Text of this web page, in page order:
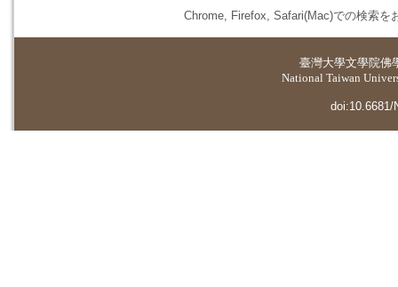
Chrome, Firefox, Safari(Mac)での検索を
臺灣大學文學院佛
National Taiwan
doi:10.6681/